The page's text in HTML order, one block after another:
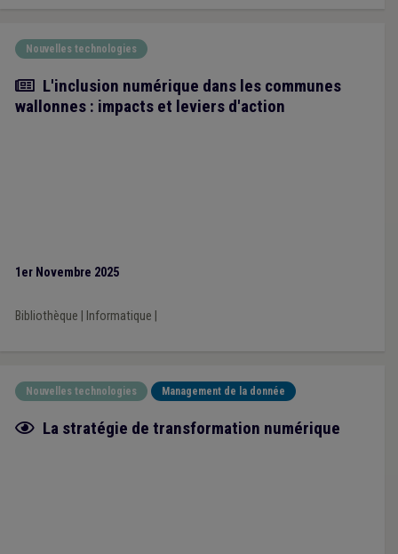
Nouvelles technologies
Article
L'inclusion numérique dans les communes
wallonnes : impacts et leviers d'action
1er Novembre 2025
Bibliothèque Informatique
Nouvelles technologies Management de la donnée
Fiche focus
La stratégie de transformation numérique